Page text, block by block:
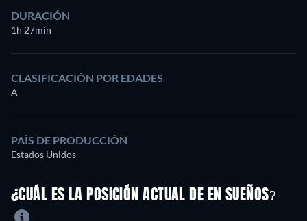
DURACIÓN
1h 27min
CLASIFICACIÓN POR EDADES
A
PAÍS DE PRODUCCIÓN
Estados Unidos
¿CUÁL ES LA POSICIÓN ACTUAL DE EN SUEÑOS?